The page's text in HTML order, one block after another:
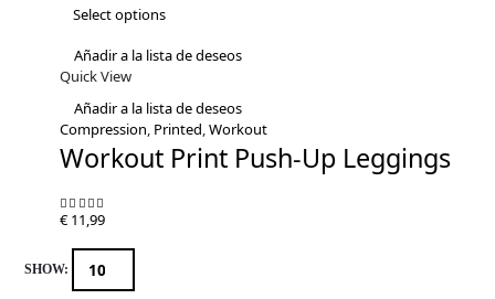
Select options
Añadir a la lista de deseos
Quick View
Añadir a la lista de deseos
Compression, Printed,Workout
Workout Print Push-Up Leggings
5.00out of 5
€ 11,99
SHOW: